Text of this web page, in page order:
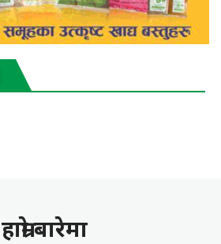
हाम्राे बारेमा